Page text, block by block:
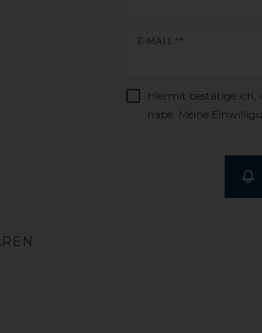
E-MAIL **
Newsletter
Hiermit bestätige ich,
habe. Meine